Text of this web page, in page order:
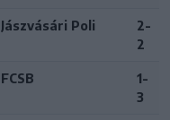
Jászvásári Poli
2-
2
FCSB
1-
3